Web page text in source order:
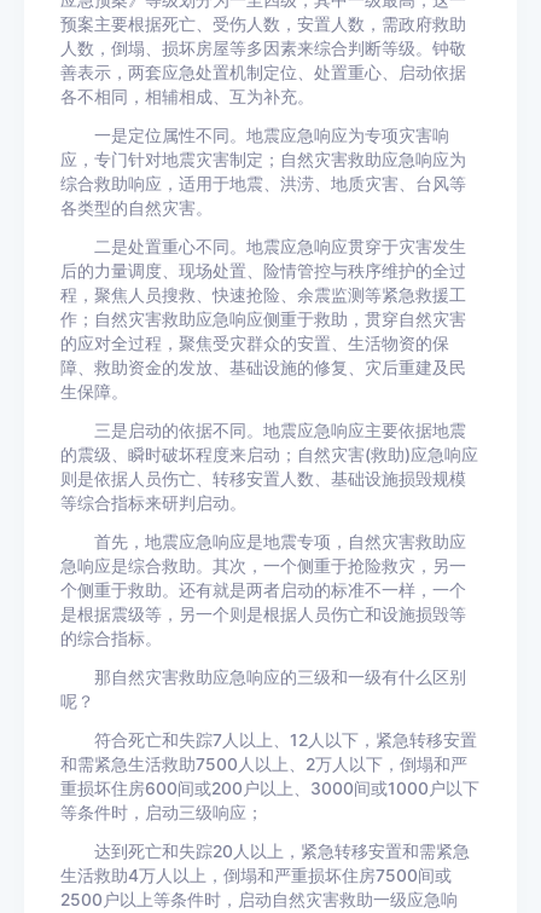
预案主要根据死亡、受伤人数，安置人数，需政府救助
人数，倒塌、损坏房屋等多因素来综合判断等级。钟敬
善表示，两套应急处置机制定位、处置重心、启动依据
各不相同，相辅相成、互为补充。
一是定位属性不同。地震应急响应为专项灾害响
应，专门针对地震灾害制定；自然灾害救助应急响应为
综合救助响应，适用于地震、洪涝、地质灾害、台风等
各类型的自然灾害。
二是处置重心不同。地震应急响应贯穿于灾害发生
后的力量调度、现场处置、险情管控与秩序维护的全过
程，聚焦人员搜救、快速抢险、余震监测等紧急救援工
作；自然灾害救助应急响应侧重于救助，贯穿自然灾害
的应对全过程，聚焦受灾群众的安置、生活物资的保
障、救助资金的发放、基础设施的修复、灾后重建及民
生保障。
三是启动的依据不同。地震应急响应主要依据地震
的震级、瞬时破坏程度来启动；自然灾害(救助)应急响应
则是依据人员伤亡、转移安置人数、基础设施损毁规模
等综合指标来研判启动。
首先，地震应急响应是地震专项，自然灾害救助应
急响应是综合救助。其次，一个侧重于抢险救灾，另一
个侧重于救助。还有就是两者启动的标准不一样，一个
是根据震级等，另一个则是根据人员伤亡和设施损毁等
的综合指标。
那自然灾害救助应急响应的三级和一级有什么区别
呢？
符合死亡和失踪7人以上、12人以下，紧急转移安置
和需紧急生活救助7500人以上、2万人以下，倒塌和严
重损坏住房600间或200户以上、3000间或1000户以下
等条件时，启动三级响应；
达到死亡和失踪20人以上，紧急转移安置和需紧急
生活救助4万人以上，倒塌和严重损坏住房7500间或
2500户以上等条件时，启动自然灾害救助一级应急响